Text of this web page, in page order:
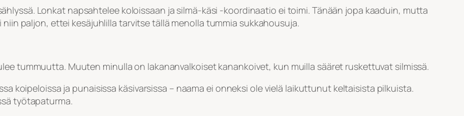
Lonkat napsahtelee koloissaan ja silmä-käsi -koordinaatio ei toimi. Tänään jopa kaaduin, mutta
paljon, ettei kesäjuhlilla tarvitse tällä menolla tummia sukkahousuja.
tummuutta. Muuten minulla on lakananvalkoiset kanankoivet, kun muilla sääret ruskettuvat silmissä.
koipeloissa ja punaisissa käsivarsissa – naama ei onneksi ole vielä laikuttunut keltaisista pilkuista.
työtapaturma.